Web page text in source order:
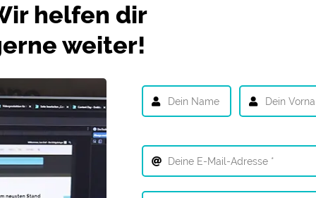
helfen dir
weiter!